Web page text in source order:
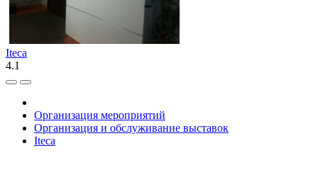
Iteca
4.1
Организация мероприятий
Организация и обслуживание выставок
Iteca